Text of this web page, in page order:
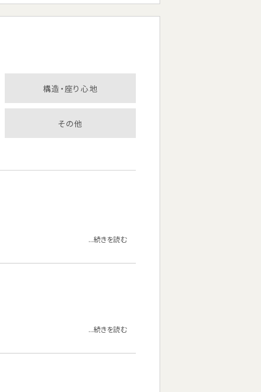
構造・座り心地
その他
...続きを読む
...続きを読む